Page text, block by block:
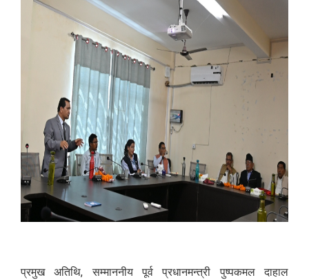
प्रमुख अतिथि,
सम्माननीय पूर्व प्रधानमन्त्री पुष्पकमल दाहाल